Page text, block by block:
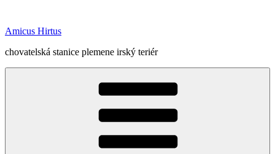
obsahu
Amicus Hirtus
chovatelská stanice plemene irský teriér